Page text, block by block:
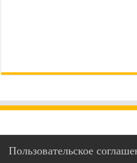
Пользовательское